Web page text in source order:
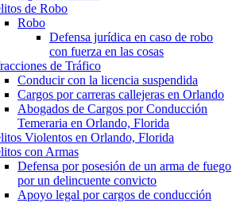
de Robo
Robo
Defensa jurídica en caso de robo
con fuerza en las cosas
de Tráfico
Conducir con la licencia suspendida
Cargos por carreras callejeras en Orlando
Abogados de Cargos por Conducción
Temeraria en Orlando, Florida
Violentos en Orlando, Florida
con Armas
Defensa por posesión de un arma de fuego
por un delincuente convicto
Apoyo legal por cargos de conducción